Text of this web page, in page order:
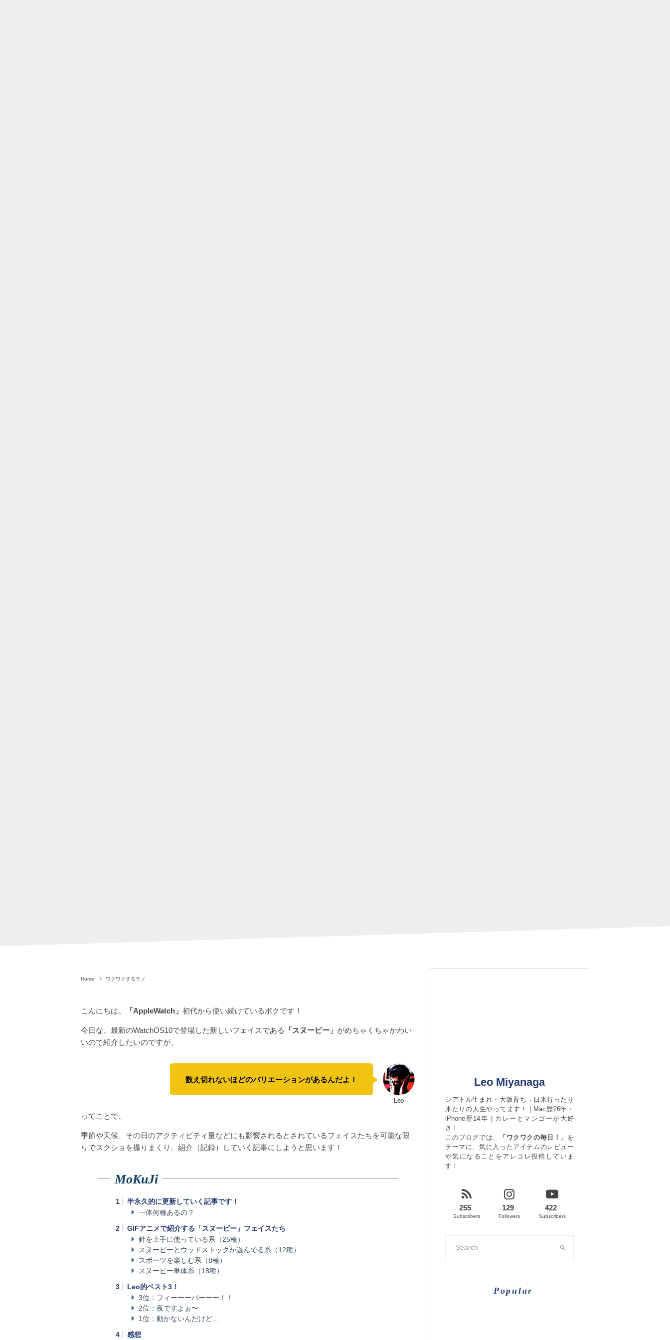
Home ワクワクするモノ
こんにちは。 「AppleWatch」 初代から使い続けているボクです！
今日な、最新のWatchOS10で登場した新しいフェイスである 「スヌーピー」 がめちゃくちゃかわい
いので紹介したいのですが、
数え切れないほどのバリエーションがあるんだよ！
ってことで、
季節や天候、その日のアクティビティ量などにも影響されるとされているフェイスたちを可能な限
りでスクショを撮りまくり、紹介（記録）していく記事にしようと思います！
MoKuJi
半永久的に更新していく記事です！
一体何種あるの？
GIFアニメで紹介する「スヌーピー」フェイスたち
針を上手に使っている系（25種）
スヌーピーとウッドストックが遊んでる系（12種）
スポーツを楽しむ系（8種）
スヌーピー単体系（18種）
Leo的ベスト3！
3位：フィーーーバーーー！！
2位：夜ですよぉ〜
1位：動かないんだけど…
感想
Leo Miyanaga
シアトル生まれ・大阪育ち→日米行ったり
来たりの人生やってます！ | Mac歴26年・
iPhone歴14年 | カレーとマンゴーが大好
き！
このブログでは、
「ワクワクの毎日！」 を
テーマに、気に入ったアイテムのレビュー
や気になることをアレコレ投稿していま
す！
255
Subscribers
129
Followers
422
Subscribers
Popular